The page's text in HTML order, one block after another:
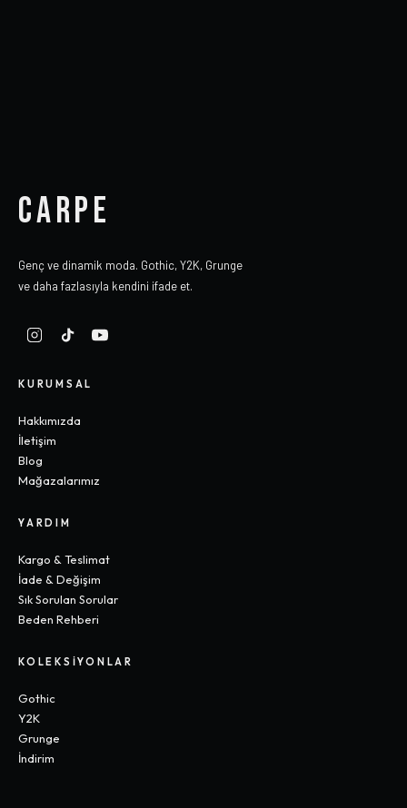
CARPE
Genç ve dinamik moda. Gothic, Y2K, Grunge
ve daha fazlasıyla kendini ifade et.
KURUMSAL
Hakkımızda
İletişim
Blog
Mağazalarımız
YARDIM
Kargo & Teslimat
İade & Değişim
Sık Sorulan Sorular
Beden Rehberi
KOLEKSIYONLAR
Gothic
Y2K
Grunge
İndirim